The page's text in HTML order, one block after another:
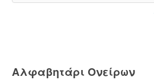
Αλφαβητάρι Ονείρων